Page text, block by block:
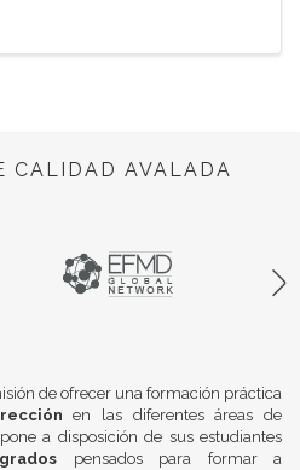
CALIDAD AVALADA
de ofrecer una formación práctica
en las diferentes áreas de
a disposición de sus estudiantes
pensados para formar a